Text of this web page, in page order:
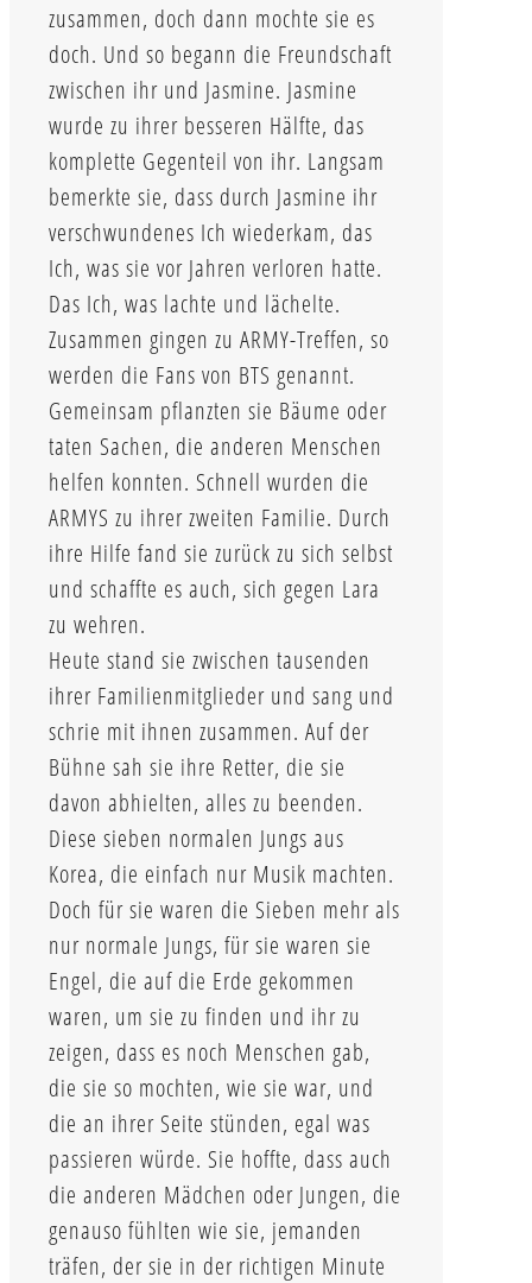
zusammen, doch dann mochte sie es
doch. Und so begann die Freundschaft
zwischen ihr und Jasmine. Jasmine
wurde zu ihrer besseren Hälfte, das
komplette Gegenteil von ihr. Langsam
bemerkte sie, dass durch Jasmine ihr
verschwundenes Ich wiederkam, das
Ich, was sie vor Jahren verloren hatte.
Das Ich, was lachte und lächelte.
Zusammen gingen zu ARMY-Treffen, so
werden die Fans von BTS genannt.
Gemeinsam pflanzten sie Bäume oder
taten Sachen, die anderen Menschen
helfen konnten. Schnell wurden die
ARMYS zu ihrer zweiten Familie. Durch
ihre Hilfe fand sie zurück zu sich selbst
und schaffte es auch, sich gegen Lara
zu wehren.
Heute stand sie zwischen tausenden
ihrer Familienmitglieder und sang und
schrie mit ihnen zusammen. Auf der
Bühne sah sie ihre Retter, die sie
davon abhielten, alles zu beenden.
Diese sieben normalen Jungs aus
Korea, die einfach nur Musik machten.
Doch für sie waren die Sieben mehr als
nur normale Jungs, für sie waren sie
Engel, die auf die Erde gekommen
waren, um sie zu finden und ihr zu
zeigen, dass es noch Menschen gab,
die sie so mochten, wie sie war, und
die an ihrer Seite stünden, egal was
passieren würde. Sie hoffte, dass auch
die anderen Mädchen oder Jungen, die
genauso fühlten wie sie, jemanden
träfen, der sie in der richtigen Minute